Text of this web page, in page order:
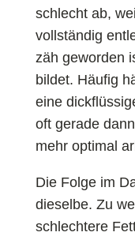
schlecht ab,
vollständig
zäh geworden
bildet. Häufig
eine
oft gerade
mehr optimal
Die Folge im
dieselbe. Zu
schlechtere